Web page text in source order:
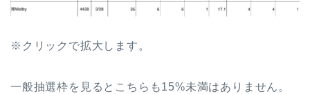
※クリックで拡大します。
一般抽選枠を見るとこちらも15%未満はありません。